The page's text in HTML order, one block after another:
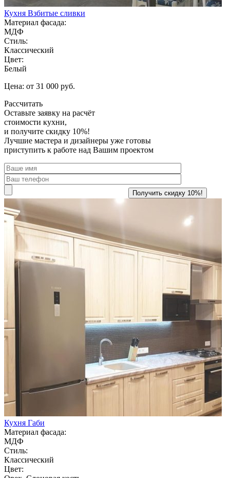
Кухня Взбитые сливки
Материал фасада:
МДФ
Стиль:
Классический
Цвет:
Белый
Цена: от 31 000 руб.
Рассчитать
Оставьте заявку на расчёт
стоимости кухни,
и получите скидку 10%!
Лучшие мастера и дизайнеры уже готовы
приступить к работе над Вашим проектом
Кухня Габи
Материал фасада:
МДФ
Стиль:
Классический
Цвет: